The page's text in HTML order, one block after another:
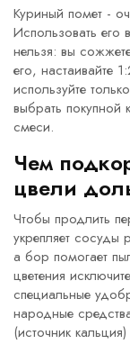
Куриный помет -
Использовать его
нельзя: вы
его, настаивайте
используйте
выбрать покупной
смеси.
Чем
цвели
Чтобы продлить
укрепляет сосуды
а бор помогает
цветения
специальные
народные
(источник